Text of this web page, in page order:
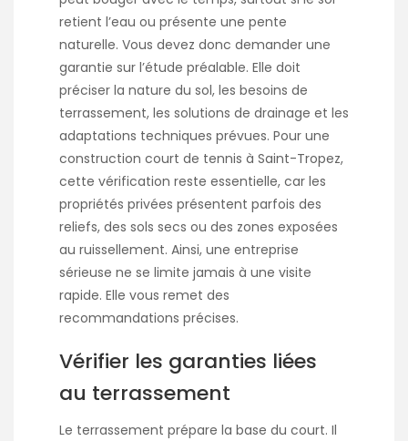
retient l’eau ou présente une pente
naturelle. Vous devez donc demander une
garantie sur l’étude préalable. Elle doit
préciser la nature du sol, les besoins de
terrassement, les solutions de drainage et les
adaptations techniques prévues. Pour une
construction court de tennis à Saint-Tropez,
cette vérification reste essentielle, car les
propriétés privées présentent parfois des
reliefs, des sols secs ou des zones exposées
au ruissellement. Ainsi, une entreprise
sérieuse ne se limite jamais à une visite
rapide. Elle vous remet des
recommandations précises.
Vérifier les garanties liées
au terrassement
Le terrassement prépare la base du court. Il